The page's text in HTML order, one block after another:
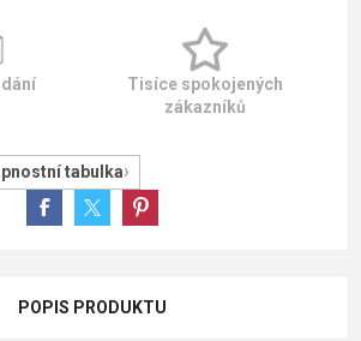
Tisíce spokojených
zákazníků
tabulka
POPIS PRODUKTU